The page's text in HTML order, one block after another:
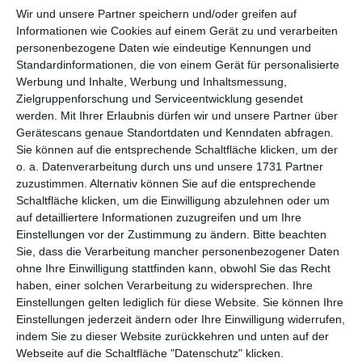
Wir und unsere Partner speichern und/oder greifen auf
Informationen wie Cookies auf einem Gerät zu und verarbeiten
personenbezogene Daten wie eindeutige Kennungen und
Standardinformationen, die von einem Gerät für personalisierte
Werbung und Inhalte, Werbung und Inhaltsmessung,
Zielgruppenforschung und Serviceentwicklung gesendet
werden.
Mit Ihrer Erlaubnis dürfen wir und unsere Partner über
Gerätescans genaue Standortdaten und Kenndaten abfragen.
Sie können auf die entsprechende Schaltfläche klicken, um der
o. a. Datenverarbeitung durch uns und unsere 1731 Partner
zuzustimmen. Alternativ können Sie auf die entsprechende
Schaltfläche klicken, um die Einwilligung abzulehnen oder um
auf detailliertere Informationen zuzugreifen und um Ihre
Einstellungen vor der Zustimmung zu ändern.
Bitte beachten
Sie, dass die Verarbeitung mancher personenbezogener Daten
ohne Ihre Einwilligung stattfinden kann, obwohl Sie das Recht
haben, einer solchen Verarbeitung zu widersprechen. Ihre
Einstellungen gelten lediglich für diese Website. Sie können Ihre
Einstellungen jederzeit ändern oder Ihre Einwilligung widerrufen,
indem Sie zu dieser Website zurückkehren und unten auf der
Webseite auf die Schaltfläche "Datenschutz" klicken.
TEILEN
Facebook, Twitter, WhatsApp, ...
WEITERE KARTEN IN DIESEN
KATEGORIEN ANSEHEN
Liebe und Gefühle
Ich denke an Dich
Küsse, Küsschen, Knuddel
neue Karten